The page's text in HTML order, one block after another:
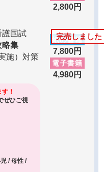
2,800円
護国試
略集
施）対策
！
ぜひご視
/ 母性 /
紙の書籍
7,800円
完売しました
電子書籍
4,980円